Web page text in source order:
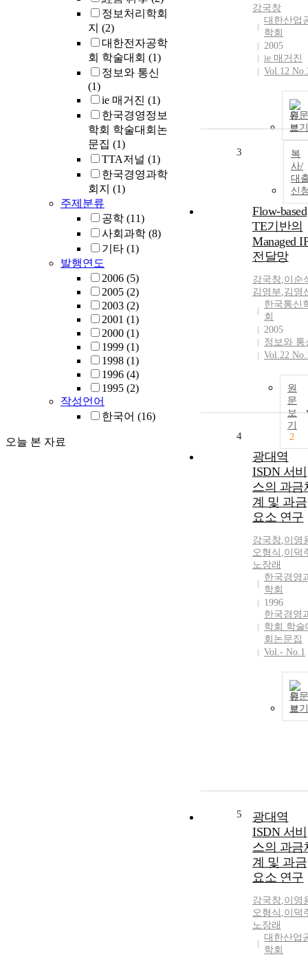
정보처리학회
지 (2)
대한전자공학
회 학술대회 (1)
정보와 통신
(1)
ie 매거진 (1)
한국경영정보
학회 학술대회논
문집 (1)
TTA저널 (1)
한국경영과학
회지 (1)
주제분류
공학 (11)
사회과학 (8)
기타 (1)
발행연도
2006 (5)
2005 (2)
2003 (2)
2001 (1)
2000 (1)
1999 (1)
1998 (1)
1996 (4)
1995 (2)
작성언어
한국어 (16)
오늘 본 자료
강국창
대한산업
학회
2005
ie 매거진
Vol.12
원문
보기
복
사/
대
신
3
Flow-based
TE기반의
Managed
전달망
강국창,이순
김영부,김영
한국통신
회
2005
정보와 통
Vol.22
원
문
보
기
2
4
광대역
ISDN 서비
스의 과금
계 및 과금
요소 연구
강국창,이영
오형식 ,이덕
노장래
한국경영
학회
1996
한국경영
학회 학술
회논문집
Vol.- No.1
원문
보기
5
광대역
ISDN 서비
스의 과금
계 및 과금
요소 연구
강국창,이영
오형식 ,이덕
노장래
대한산업
학회